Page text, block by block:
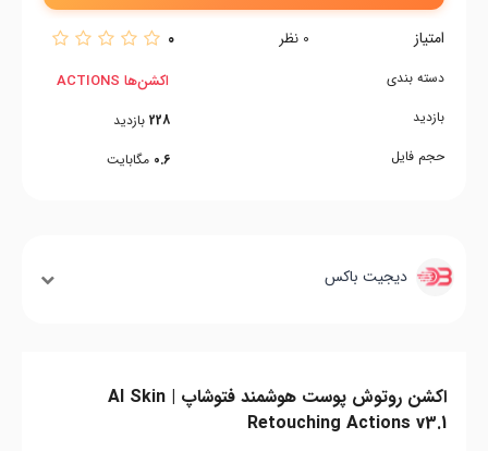
امتیاز 0 نظر 0
دسته بندی
بازدید
حجم فایل
اکشن‌ها ACTIONS
228 بازدید
0.6 مگابایت
دیجیت باکس
اکشن روتوش پوست هوشمند فتوشاپ | AI Skin
Retouching Actions v3.1